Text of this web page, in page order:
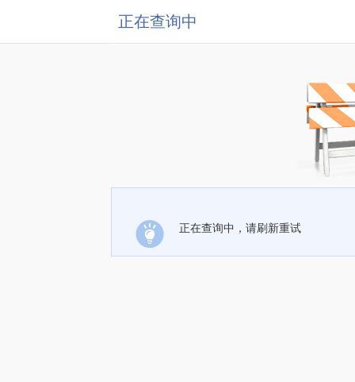
正在查询中
正在查询中，请刷新重试